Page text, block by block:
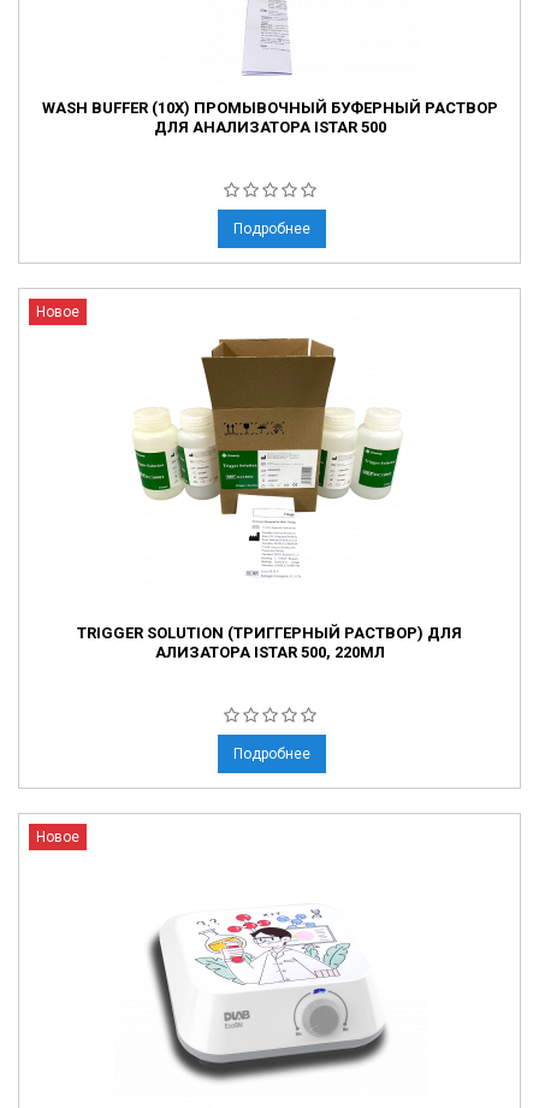
WASH BUFFER (10X) ПРОМЫВОЧНЫЙ БУФЕРНЫЙ РАСТВОР
ДЛЯ АНАЛИЗАТОРА ISTAR 500
Подробнее
Новое
TRIGGER SOLUTION (ТРИГГЕРНЫЙ РАСТВОР) ДЛЯ
АЛИЗАТОРА ISTAR 500, 220МЛ
Подробнее
Новое